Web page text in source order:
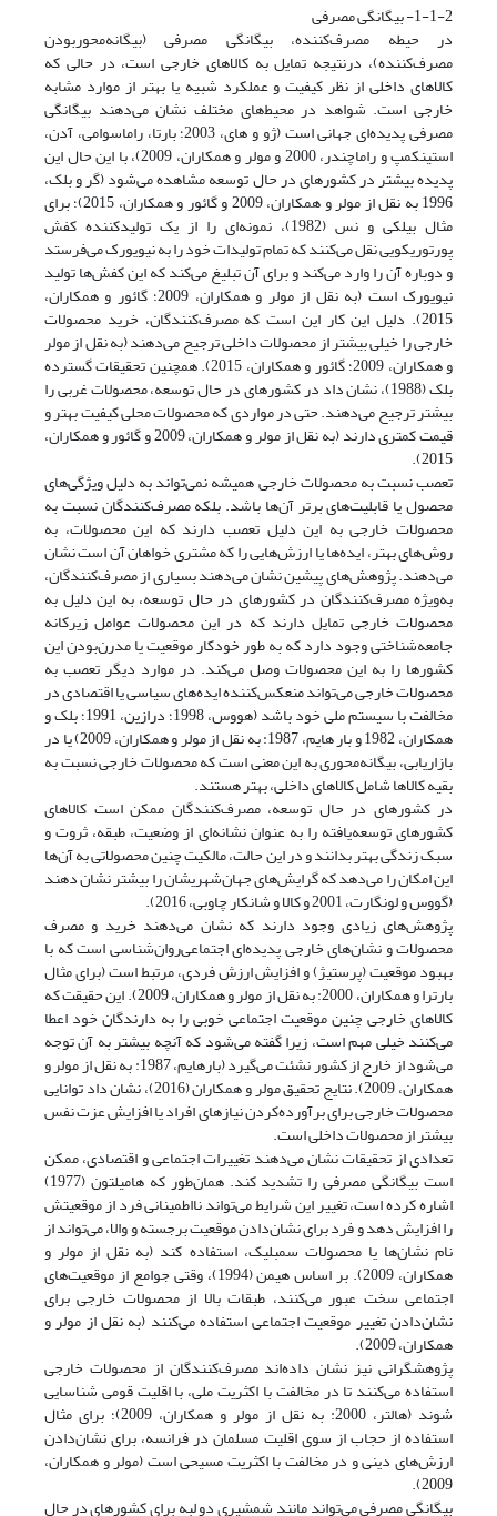
1-1-2- بیگانگی مصرفی
در حیطه مصرف‌کننده، بیگانگی مصرفی (بیگانه‌محوربودن
مصرف‌کننده)، درنتیجه تمایل به کالاهای خارجی است، در حالی که
کالاهای داخلی از نظر کیفیت و عملکرد شبیه یا بهتر از موارد مشابه
خارجی است. شواهد در محیط‌های مختلف نشان می‌دهند بیگانگی
مصرفی پدیده‌ای جهانی است (ژو و های، 2003؛ بارتا، راماسوامی، آدن،
استینکمپ و راماچندر، 2000 و مولر و همکاران، 2009)، با این حال این
پدیده بیشتر در کشورهای در حال توسعه مشاهده می‌شود (گر و بلک،
1996 به نقل از مولر و همکاران، 2009 و گائور و همکاران، 2015)؛ برای
مثال بیلکی و نس (1982)، نمونه‌ای را از یک تولیدکننده کفش
پورتوریکویی نقل می‌کنند که تمام تولیدات خود را به نیویورک می‌فرستد
و دوباره آن را وارد می‌کند و برای آن تبلیغ می‌کند که این کفش‌ها تولید
نیویورک است (به نقل از مولر و همکاران، 2009؛ گائور و همکاران،
2015). دلیل این کار این است که مصرف‌کنندگان، خرید محصولات
خارجی را خیلی بیشتر از محصولات داخلی ترجیح می‌دهند (به نقل از مولر
و همکاران، 2009؛ گائور و همکاران، 2015). همچنین تحقیقات گسترده
بلک (1988)، نشان داد در کشورهای در حال توسعه، محصولات غربی را
بیشتر ترجیح می‌دهند. حتی در مواردی که محصولات محلی کیفیت بهتر و
قیمت کمتری دارند (به نقل از مولر و همکاران، 2009 و گائور و همکاران،
2015).
تعصب نسبت به محصولات خارجی همیشه نمی‌تواند به دلیل ویژگی‌های
محصول یا قابلیت‌های برتر آن‌ها باشد. بلکه مصرف‌کنندگان نسبت به
محصولات خارجی به این دلیل تعصب ‌دارند که این محصولات، به
روش‌های بهتر، ایده‌ها یا ارزش‌هایی را که مشتری خواهان آن است نشان
می‌دهند. پژوهش‌های پیشین نشان می‌دهند بسیاری از مصرف‌کنندگان،
به‌ویژه مصرف‌کنندگان در کشورهای در حال توسعه، به این دلیل به
محصولات خارجی تمایل دارند که در این محصولات عوامل زیرکانه
جامعه‌شناختی وجود دارد که به طور خودکار موقعیت یا مدرن‌بودن این
کشورها را به این محصولات وصل می‌کند. در موارد دیگر تعصب به
محصولات خارجی می‌تواند منعکس‌کننده ایده‌های سیاسی یا اقتصادی در
مخالفت با سیستم ملی خود باشد (هووس، 1998؛ درازین، 1991؛ بلک و
همکاران، 1982 و بار هایم، 1987: به نقل از مولر و همکاران، 2009) یا در
بازاریابی، بیگانه‌محوری به این معنی است که محصولات خارجی نسبت به
بقیه کالاها شامل کالاهای داخلی، بهتر هستند.
در کشورهای در حال توسعه، مصرف‌کنندگان ممکن است کالاهای
کشورهای توسعه‌یافته را به عنوان نشانه‌ای از وضعیت، طبقه، ثروت و
سبک زندگی بهتر بدانند و در این حالت، مالکیت چنین محصولاتی به آن‌ها
این امکان را می‌دهد که گرایش‌های جهان‌شهریشان را بیشتر نشان دهند
(گووس و لونگارت، 2001 و کالا و شانکار چاوبی، 2016).
پژوهش‌های زیادی وجود دارند که نشان می‌دهند خرید و مصرف
محصولات و نشان‌های خارجی پدیده‌ای اجتماعی‌روان‌شناسی است که با
بهبود موقعیت (پرستیژ) و افزایش ارزش فردی، مرتبط است (برای مثال
بارترا و همکاران، 2000: به نقل از مولر و همکاران، 2009). این حقیقت که
کالاهای خارجی چنین موقعیت اجتماعی خوبی را به دارندگان خود اعطا
می‌کنند خیلی مهم است، زیرا گفته می‌شود که آنچه بیشتر به آن توجه
می‌شود از خارج از کشور نشئت می‌گیرد (بارهایم، 1987: به نقل از مولر و
همکاران، 2009). نتایج تحقیق مولر و همکاران (2016)، نشان داد توانایی
محصولات خارجی برای برآورده‌کردن نیازهای افراد یا افزایش عزت نفس
بیشتر از محصولات داخلی است.
تعدادی از تحقیقات نشان می‌دهند تغییرات اجتماعی و اقتصادی، ممکن
است بیگانگی مصرفی را تشدید کند. همان‌طور که هامیلتون (1977)
اشاره کرده است، تغییر این شرایط می‌تواند نااطمینانی فرد از موقعیتش
را افزایش دهد و فرد برای نشان‌دادن موقعیت برجسته و والا، می‌تواند از
نام نشان‌ها یا محصولات سمبلیک، استفاده کند (به نقل از مولر و
همکاران، 2009). بر اساس هیمن (1994)، وقتی جوامع از موقعیت‌های
اجتماعی سخت عبور می‌کنند، طبقات بالا از محصولات خارجی برای
نشان‌دادن تغییر موقعیت اجتماعی استفاده می‌کنند (به نقل از مولر و
همکاران، 2009).
پژوهشگرانی نیز نشان داده‌اند مصرف‌کنندگان از محصولات خارجی
استفاده می‌کنند تا در مخالفت با اکثریت ملی، با اقلیت قومی شناسایی
شوند (هالتر، 2000: به نقل از مولر و همکاران، 2009)؛ برای مثال
استفاده از حجاب از سوی اقلیت مسلمان در فرانسه، برای نشان‌دادن
ارزش‌های دینی و در مخالفت با اکثریت مسیحی است (مولر و همکاران،
2009).
بیگانگی مصرفی می‌تواند مانند شمشیری دو لبه برای کشورهای در حال